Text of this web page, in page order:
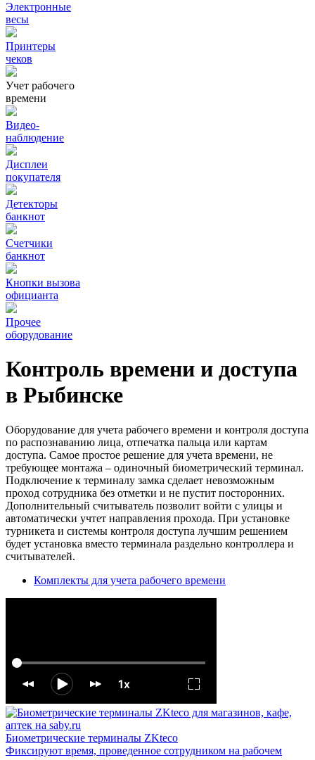
Электронные
весы
Принтеры
чеков
Учет рабочего
времени
Видео‑
наблюдение
Дисплеи
покупателя
Детекторы
банкнот
Счетчики
банкнот
Кнопки вызова
официанта
Прочее
оборудование
Контроль времени и доступа
в Рыбинске
Оборудование для учета рабочего времени и контроля доступа
по распознаванию лица, отпечатка пальца или картам
доступа. Самое простое решение для учета времени, не
требующее монтажа – одиночный биометрический терминал.
Подключение к терминалу замка сделает невозможным
проход сотрудника без отметки и не пустит посторонних.
Дополнительный считыватель позволит войти с улицы и
автоматически учтет направления прохода. При установке
турникета и системы контроля доступа лучшим решением
будет установка вместо терминала раздельно контроллера и
считывателей.
Комплекты для учета рабочего времени
Биометрические терминалы ZKteco
Фиксируют время, проведенное сотрудником на рабочем